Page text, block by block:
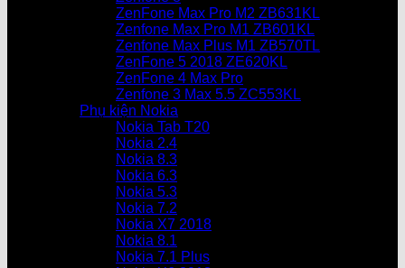
ZenFone Max Pro M2 ZB631KL
Zenfone Max Pro M1 ZB601KL
Zenfone Max Plus M1 ZB570TL
ZenFone 5 2018 ZE620KL
ZenFone 4 Max Pro
Zenfone 3 Max 5.5 ZC553KL
Phụ kiện Nokia
Nokia Tab T20
Nokia 2.4
Nokia 8.3
Nokia 6.3
Nokia 5.3
Nokia 7.2
Nokia X7 2018
Nokia 8.1
Nokia 7.1 Plus